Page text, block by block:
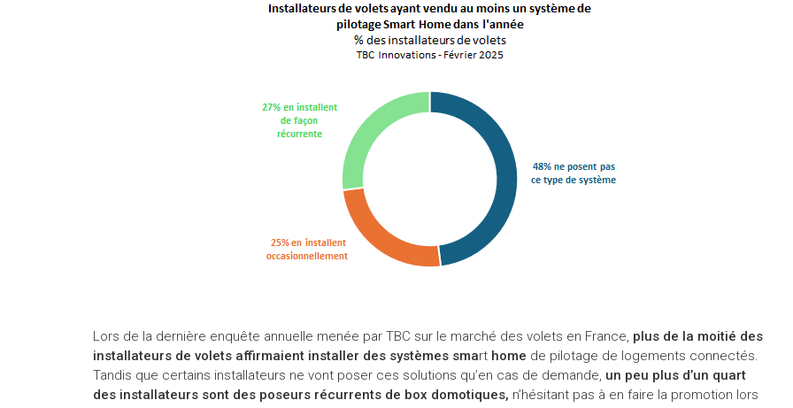
Lors de la dernière enquête annuelle menée par TBC sur le marché des volets en France, plus de la moitié des
installateurs de volets affirmaient installer des systèmes smarthome de pilotage de logements connectés.
Tandis que certains installateurs ne vont poser ces solutions qu’en cas de demande, un peu plus d’un quart
des installateurs sont des poseurs récurrents de box domotiques, n’hésitant pas à en faire la promotion lors